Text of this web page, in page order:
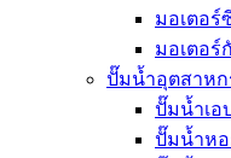
มอเตอร์
มอเตอร์
ปั๊มน้ำอุตสาหก
ปั๊มน้ำเอบ
ปั๊มน้ำหอ